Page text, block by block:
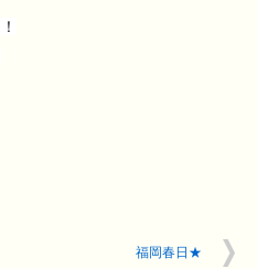
！
福岡春日★